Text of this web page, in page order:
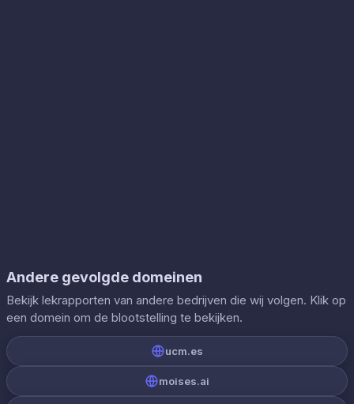
Andere gevolgde domeinen
Bekijk lekrapporten van andere bedrijven die wij volgen. Klik op
een domein om de blootstelling te bekijken.
ucm.es
moises.ai